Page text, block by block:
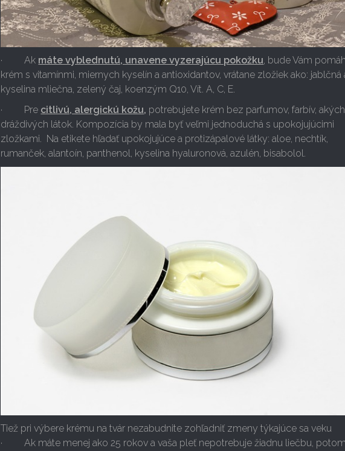
· Ak máte vyblednutú, unavene vyzerajúcu pokožku , bude Vám
krém s vitamínmi, miernych kyselín a antioxidantov, vrátane zložiek ako: jablčná
kyselina mliečna, zelený čaj, koenzým Q10, Vít. A, C, E.
· Pre citlivú, alergickú kožu, potrebujete krém bez parfumov, farbív,
dráždivých látok. Kompozícia by mala byť veľmi jednoduchá s upokojujúcimi
zložkami. Na etikete hľadať upokojujúce a protizápalové látky: aloe, nechtík,
rumanček, alantoín, panthenol, kyselina hyaluronová, azulén, bisabolol.
Tiež pri výbere krému na tvár nezabudnite zohľadniť zmeny týkajúce sa veku
· Ak máte menej ako 25 rokov a vaša pleť nepotrebuje žiadnu liečbu,